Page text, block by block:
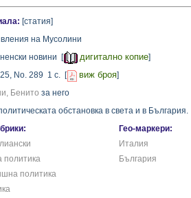
[статия]
на Мусолини
новини [ дигитално копие]
No. 289 1 с. [ виж броя]
Бенито за него
обстановка в света и в България.
политика
политика
Гео-маркери:
Италия
България